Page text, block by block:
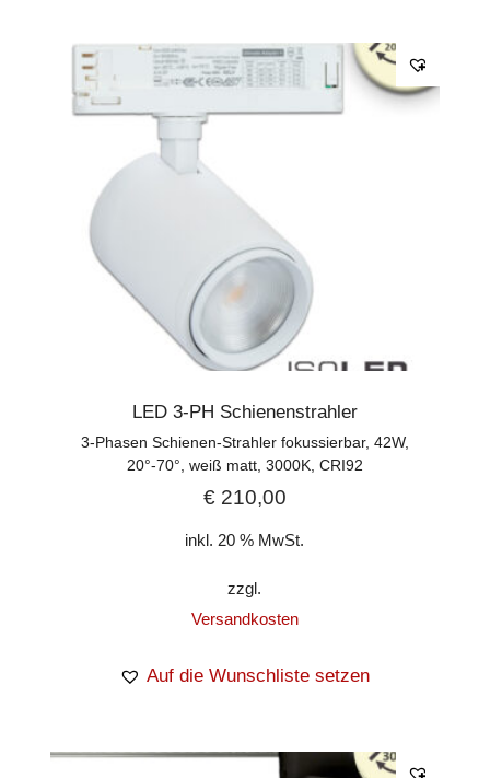
LED 3-PH Schienenstrahler
3-Phasen Schienen-Strahler fokussierbar, 42W,
20°-70°, weiß matt, 3000K, CRI92
€210,00
inkl. 20 % MwSt.
zzgl.
Versandkosten
Auf die Wunschliste setzen